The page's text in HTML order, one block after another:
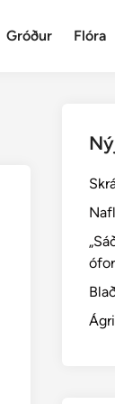
Gróður Flóra